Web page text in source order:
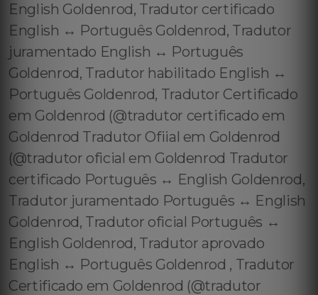
English Goldenrod, Tradutor certificado
English ↔️ Português Goldenrod, Tradutor
juramentado English ↔️ Português
Goldenrod, Tradutor habilitado English ↔️
Português Goldenrod, Tradutor Certificado
em Goldenrod (@tradutor certificado em
Goldenrod Tradutor Ofiial em Goldenrod
(@tradutor oficial em Goldenrod Tradutor
certificado Português ↔️ English Goldenrod,
Tradutor juramentado Português ↔️ English
Goldenrod, Tradutor oficial Português ↔️
English Goldenrod, Tradutor aprovado
English ↔️ Português Goldenrod , Tradutor
Certificado em Goldenrod (@tradutor